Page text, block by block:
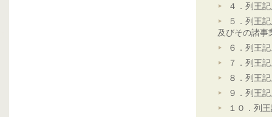
４．列王
５．列王
及びその諸事
６．列王
７．列王
８．列王
９．列王
１０．列